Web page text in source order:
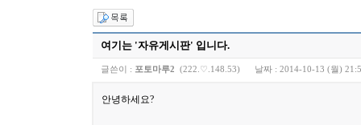
여기는 '자유게시판' 입니다.
글쓴이 : 포토마루2 (222.♡.148.53) 날짜 : 2014-10-13 (월)
안녕하세요?